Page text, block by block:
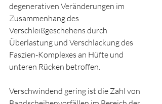
degenerativen Veränderungen im
Zusammenhang des
Verschleißgeschehens durch
Überlastung und Verschlackung des
Faszien-Komplexes an Hüfte und
unteren Rücken betroffen.
Verschwindend gering ist die Zahl von